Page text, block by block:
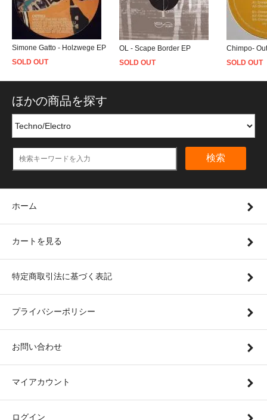
Simone Gatto - Holzwege EP
SOLD OUT
OL - Scape Border EP
SOLD OUT
Chimpo-
SOLD OUT
ほかの商品を探す
検索
ホーム
カートを見る
特定商取引法に基づく表記
プライバシーポリシー
お問い合わせ
マイアカウント
ログイン